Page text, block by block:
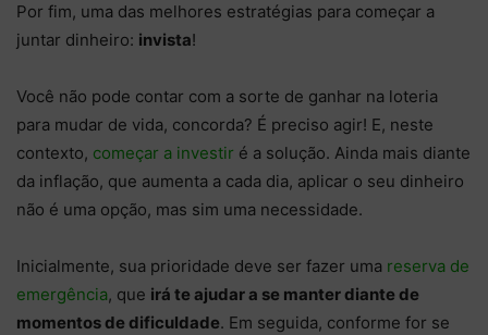
Por fim, uma das melhores estratégias para começar a
juntar dinheiro: invista!
Você não pode contar com a sorte de ganhar na loteria
para mudar de vida, concorda? É preciso agir! E, neste
contexto, começar a investir é a solução. Ainda mais diante
da inflação, que aumenta a cada dia, aplicar o seu dinheiro
não é uma opção, mas sim uma necessidade.
Inicialmente, sua prioridade deve ser fazer uma reserva de
emergência, que irá te ajudar a se manter diante de
momentos de dificuldade. Em seguida, conforme for se